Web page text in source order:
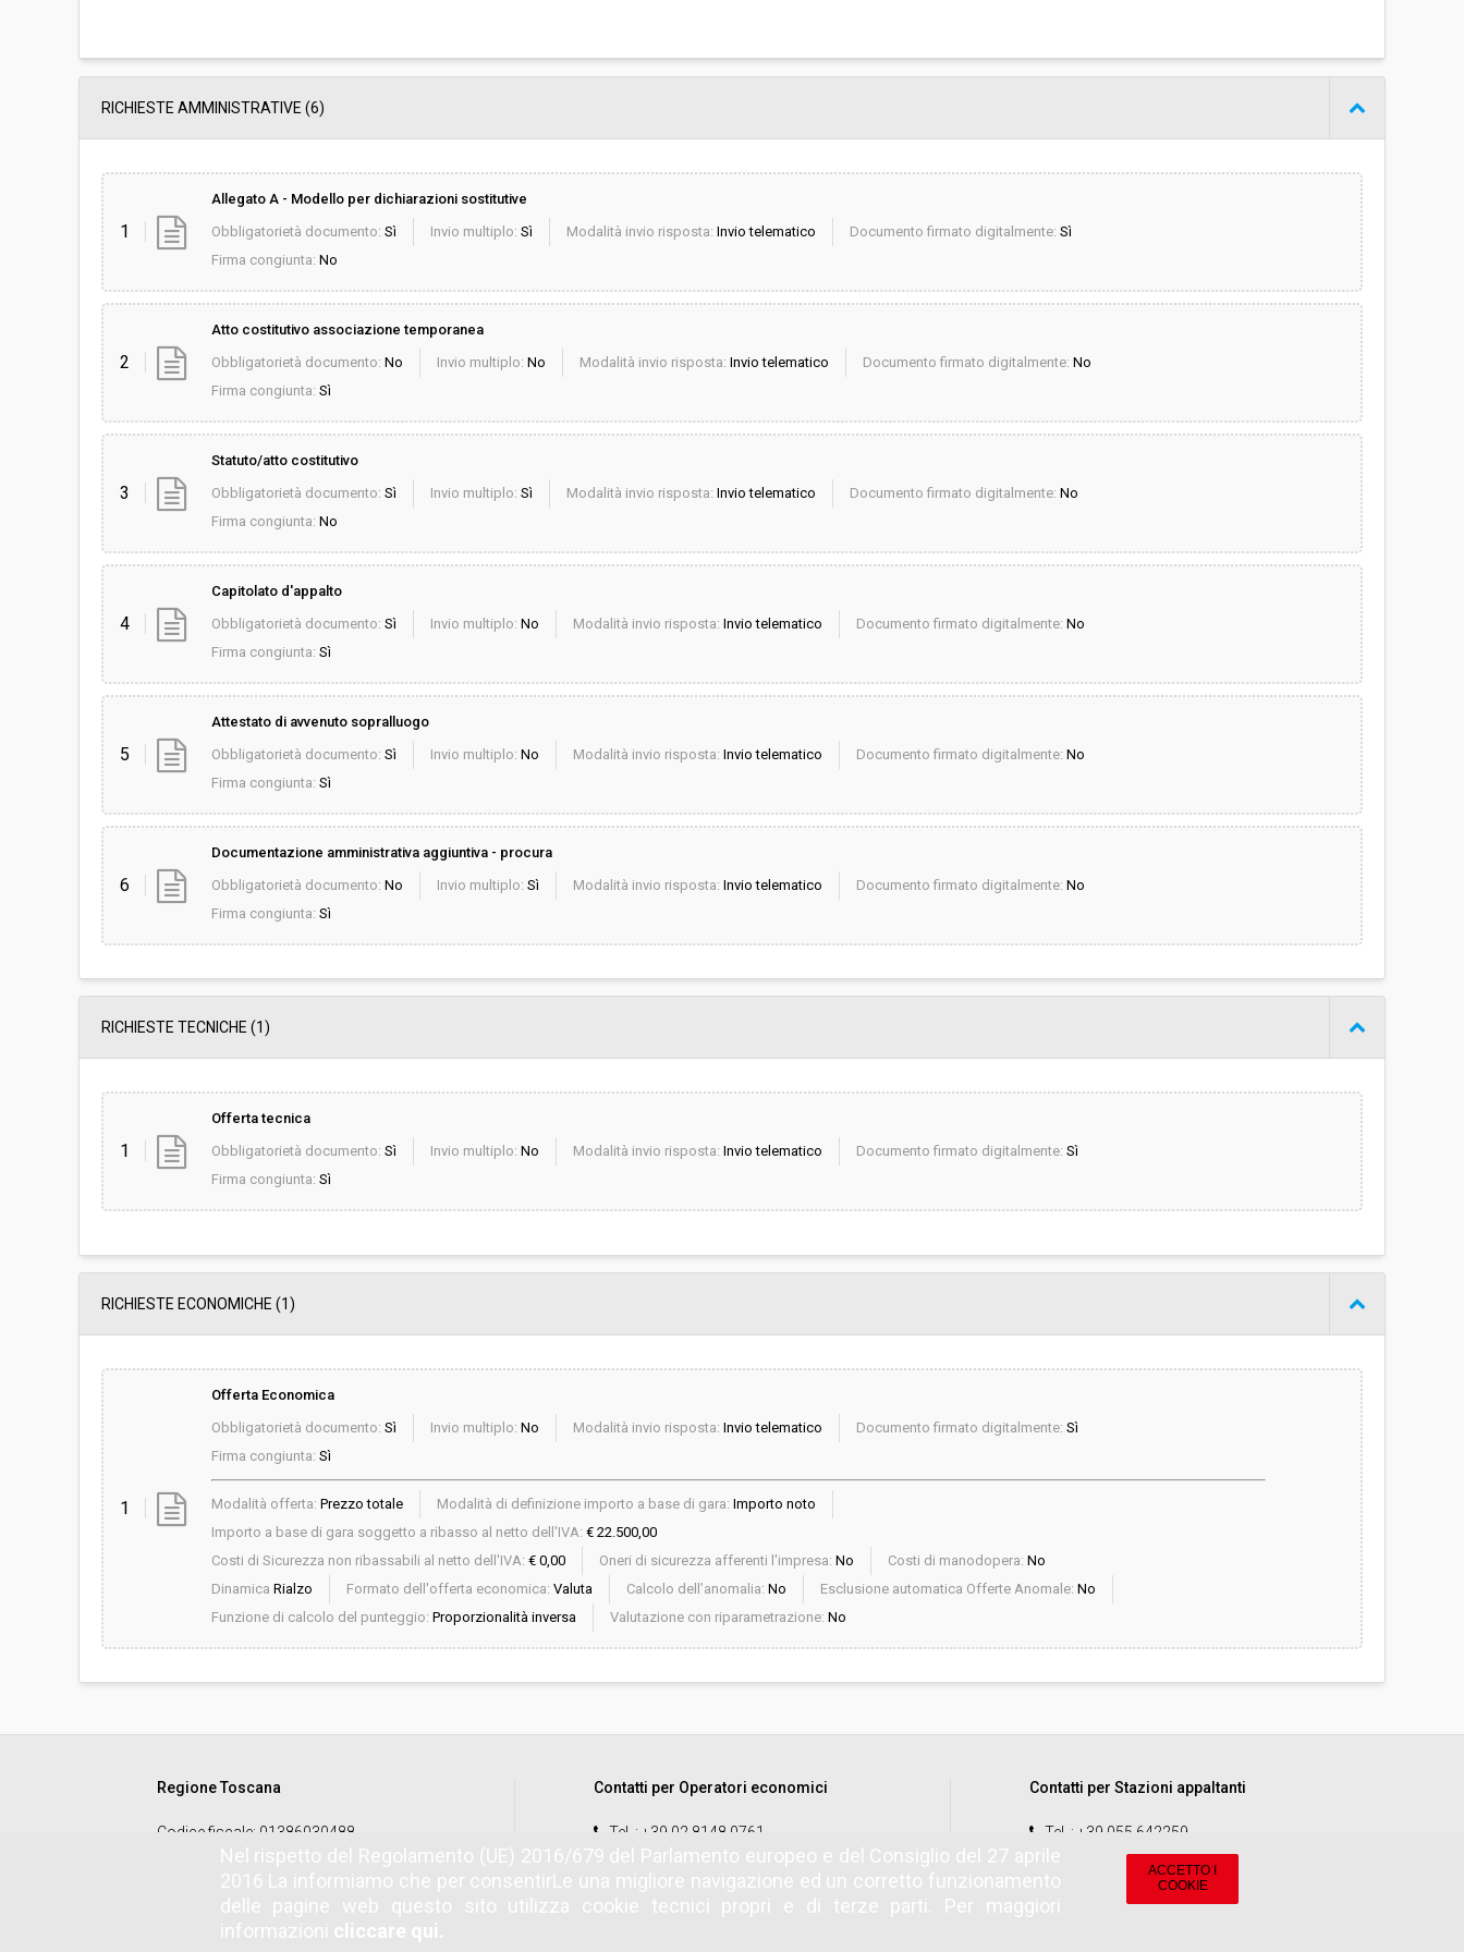
RICHIESTE AMMINISTRATIVE (6)
1
Allegato A - Modello per dichiarazioni sostitutive
Obbligatorietà documento: Sì Invio multiplo: Sì Modalità invio risposta: Invio telematico Documento firmato digitalmente: Sì
Firma congiunta: No
2
Atto costitutivo associazione temporanea
Obbligatorietà documento: No Invio multiplo: No Modalità invio risposta: Invio telematico Documento firmato digitalmente: No
Firma congiunta: Sì
3
Statuto/atto costitutivo
Obbligatorietà documento: Sì Invio multiplo: Sì Modalità invio risposta: Invio telematico Documento firmato digitalmente: No
Firma congiunta: No
4
Capitolato d'appalto
Obbligatorietà documento: Sì Invio multiplo: No Modalità invio risposta: Invio telematico Documento firmato digitalmente: No
Firma congiunta: Sì
5
Attestato di avvenuto sopralluogo
Obbligatorietà documento: Sì Invio multiplo: No Modalità invio risposta: Invio telematico Documento firmato digitalmente: No
Firma congiunta: Sì
6
Documentazione amministrativa aggiuntiva - procura
Obbligatorietà documento: No Invio multiplo: Sì Modalità invio risposta: Invio telematico Documento firmato digitalmente: No
Firma congiunta: Sì
RICHIESTE TECNICHE (1)
1
Offerta tecnica
Obbligatorietà documento: Sì Invio multiplo: No Modalità invio risposta: Invio telematico Documento firmato digitalmente: Sì
Firma congiunta: Sì
RICHIESTE ECONOMICHE (1)
1
Offerta Economica
Obbligatorietà documento: Sì Invio multiplo: No Modalità invio risposta: Invio telematico Documento firmato digitalmente: Sì
Firma congiunta: Sì
Modalità offerta: Prezzo totale Modalità di definizione importo a base di gara: Importo noto
Importo a base di gara soggetto a ribasso al netto dell'IVA: € 22.500,00
Costi di Sicurezza non ribassabili al netto dell'IVA: € 0,00 Oneri di sicurezza afferenti l'impresa: No Costi di manodopera: No
Dinamica Rialzo Formato dell'offerta economica: Valuta Calcolo dell’anomalia: No Esclusione automatica Offerte Anomale: No
Funzione di calcolo del punteggio: Proporzionalità inversa Valutazione con riparametrazione: No
Regione Toscana
Codice fiscale: 01386030488
Contatti per Operatori economici
Tel. : +39 02 8148 0761
email:start.oe@accenture.com
Contatti per Stazioni appaltanti
Tel. : +39 055 642259
email
start.sa@pamercato.it
Nel rispetto del Regolamento (UE) 2016/679 del Parlamento europeo e del Consiglio del 27 aprile
2016 La informiamo che per consentirLe una migliore navigazione ed un corretto funzionamento
delle pagine web questo sito utilizza cookie tecnici propri e di terze parti. Per maggiori
informazioni cliccare qui.
ACCETTO I
COOKIE